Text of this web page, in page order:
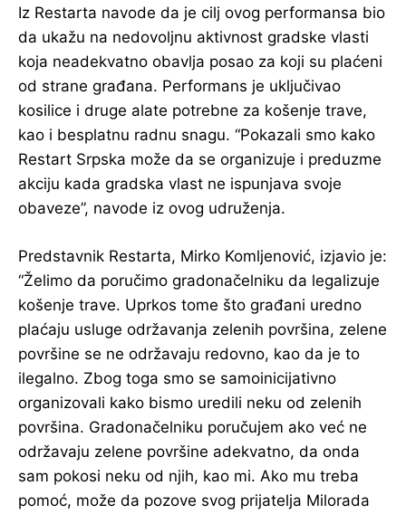
Iz Restarta navode da je cilj ovog performansa bio
da ukažu na nedovoljnu aktivnost gradske vlasti
koja neadekvatno obavlja posao za koji su plaćeni
od strane građana. Performans je uključivao
kosilice i druge alate potrebne za košenje trave,
kao i besplatnu radnu snagu. “Pokazali smo kako
Restart Srpska može da se organizuje i preduzme
akciju kada gradska vlast ne ispunjava svoje
obaveze”, navode iz ovog udruženja.
Predstavnik Restarta, Mirko Komljenović, izjavio je:
“Želimo da poručimo gradonačelniku da legalizuje
košenje trave. Uprkos tome što građani uredno
plaćaju usluge održavanja zelenih površina, zelene
površine se ne održavaju redovno, kao da je to
ilegalno. Zbog toga smo se samoinicijativno
organizovali kako bismo uredili neku od zelenih
površina. Gradonačelniku poručujem ako već ne
održavaju zelene površine adekvatno, da onda
sam pokosi neku od njih, kao mi. Ako mu treba
pomoć, može da pozove svog prijatelja Milorada